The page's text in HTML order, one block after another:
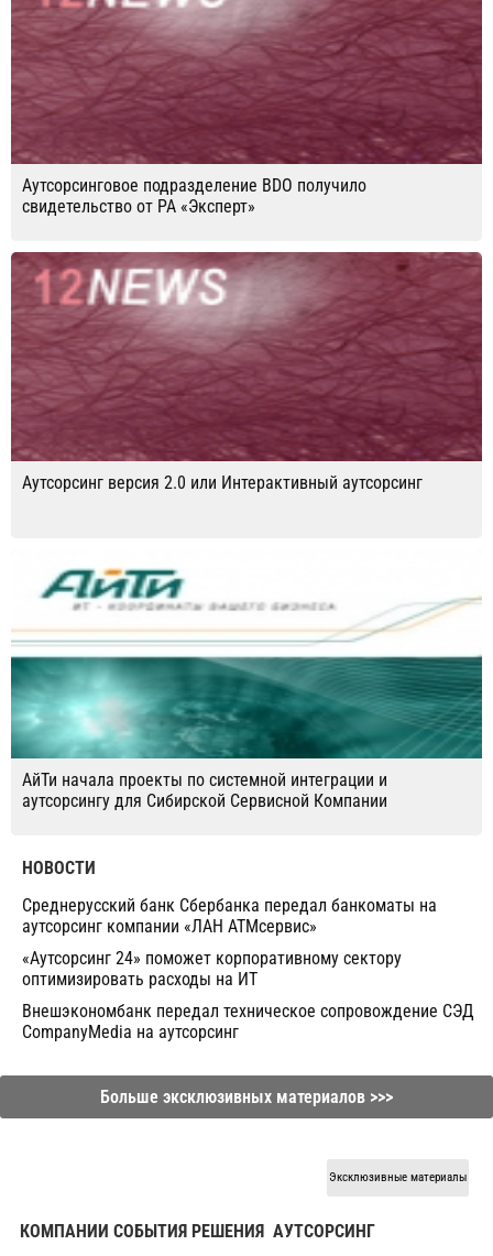
Аутсорсинговое подразделение BDO получило
свидетельство от РА «Эксперт»
Аутсорсинг версия 2.0 или Интерактивный аутсорсинг
АйТи начала проекты по системной интеграции и
аутсорсингу для Сибирской Сервисной Компании
НОВОСТИ
Среднерусский банк Сбербанка передал банкоматы на
аутсорсинг компании «ЛАН АТМсервис»
«Аутсорсинг 24» поможет корпоративному сектору
оптимизировать расходы на ИТ
Внешэкономбанк передал техническое сопровождение СЭД
CompanyMedia на аутсорсинг
Больше эксклюзивных материалов >>>
Эксклюзивные материалы
КОМПАНИИ СОБЫТИЯ РЕШЕНИЯ АУТСОРСИНГ